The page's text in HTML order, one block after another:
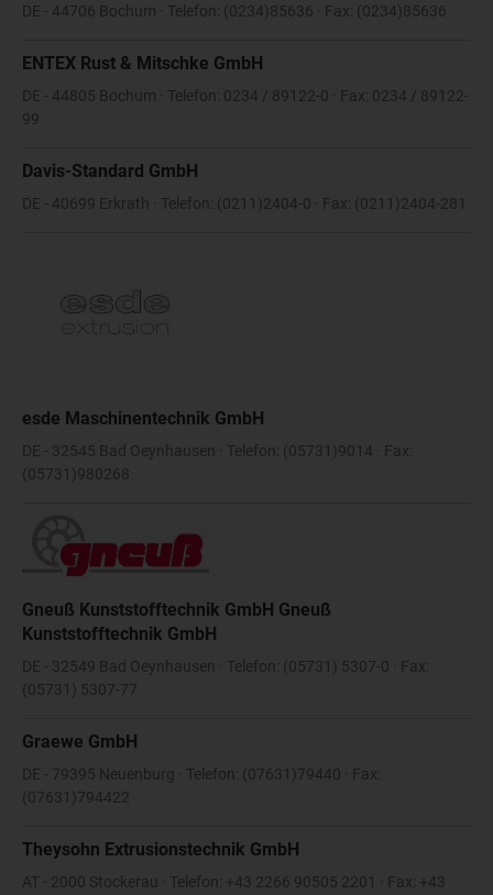
DE - 44706 Bochum · Telefon: (0234)85636 · Fax: (0234)85636
ENTEX Rust & Mitschke GmbH
DE - 44805 Bochum · Telefon: 0234 / 89122-0 · Fax: 0234 / 89122-
99
Davis-Standard GmbH
DE - 40699 Erkrath · Telefon: (0211)2404-0 · Fax: (0211)2404-281
esde Maschinentechnik GmbH
DE - 32545 Bad Oeynhausen · Telefon: (05731)9014 · Fax:
(05731)980268
Gneuß Kunststofftechnik GmbH Gneuß
Kunststofftechnik GmbH
DE - 32549 Bad Oeynhausen · Telefon: (05731) 5307-0 · Fax:
(05731) 5307-77
Graewe GmbH
DE - 79395 Neuenburg · Telefon: (07631)79440 · Fax:
(07631)794422
Theysohn Extrusionstechnik GmbH
AT - 2000 Stockerau · Telefon: +43 2266 90505 2201 · Fax: +43